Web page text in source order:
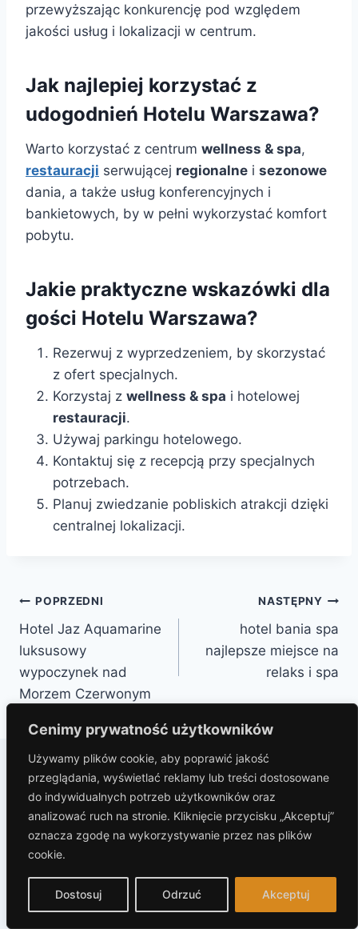
Cenimy prywatność użytkowników
Używamy plików cookie, aby poprawić jakość
przeglądania, wyświetlać reklamy lub treści dostosowane
do indywidualnych potrzeb użytkowników oraz
analizować ruch na stronie. Kliknięcie przycisku „Akceptuj”
oznacza zgodę na wykorzystywanie przez nas plików
cookie.
Dostosuj Odrzuć Akceptuj
przewyższając konkurencję pod względem
jakości usług i lokalizacji w centrum.
Jak najlepiej korzystać z
udogodnień Hotelu Warszawa?
Warto korzystać z centrum wellness & spa,
restauracji serwującej regionalne i sezonowe
dania, a także usług konferencyjnych i
bankietowych, by w pełni wykorzystać komfort
pobytu.
Jakie praktyczne wskazówki dla
gości Hotelu Warszawa?
Rezerwuj z wyprzedzeniem, by skorzystać
z ofert specjalnych.
Korzystaj z wellness & spa i hotelowej
restauracji.
Używaj parkingu hotelowego.
Kontaktuj się z recepcją przy specjalnych
potrzebach.
Planuj zwiedzanie pobliskich atrakcji dzięki
centralnej lokalizacji.
Nawigacja
wpisu
POPRZEDNI
Hotel Jaz Aquamarine
luksusowy
wypoczynek nad
Morzem Czerwonym
NASTĘPNY
hotel bania spa
najlepsze miejsce na
relaks i spa
Podobne wpisy